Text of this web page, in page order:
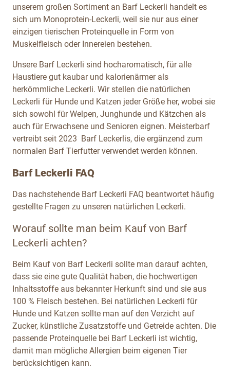
unserem großen Sortiment an Barf Leckerli handelt es
sich um Monoprotein-Leckerli, weil sie nur aus einer
einzigen tierischen Proteinquelle in Form von
Muskelfleisch oder Innereien bestehen.
Unsere Barf Leckerli sind hocharomatisch, für alle
Haustiere gut kaubar und kalorienärmer als
herkömmliche Leckerli. Wir stellen die natürlichen
Leckerli für Hunde und Katzen jeder Größe her, wobei sie
sich sowohl für Welpen, Junghunde und Kätzchen als
auch für Erwachsene und Senioren eignen. Meisterbarf
vertreibt seit 2023 Barf Leckerlis, die ergänzend zum
normalen Barf Tierfutter verwendet werden können.
Barf Leckerli FAQ
Das nachstehende Barf Leckerli FAQ beantwortet häufig
gestellte Fragen zu unseren natürlichen Leckerli.
Worauf sollte man beim Kauf von Barf
Leckerli achten?
Beim Kauf von Barf Leckerli sollte man darauf achten,
dass sie eine gute Qualität haben, die hochwertigen
Inhaltsstoffe aus bekannter Herkunft sind und sie aus
100 % Fleisch bestehen. Bei natürlichen Leckerli für
Hunde und Katzen sollte man auf den Verzicht auf
Zucker, künstliche Zusatzstoffe und Getreide achten. Die
passende Proteinquelle bei Barf Leckerli ist wichtig,
damit man mögliche Allergien beim eigenen Tier
berücksichtigen kann.